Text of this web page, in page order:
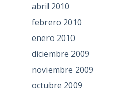
abril 2010
febrero 2010
enero 2010
diciembre 2009
noviembre 2009
octubre 2009